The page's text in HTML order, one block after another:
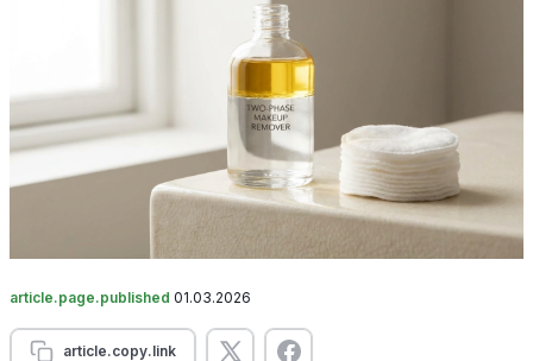
article.page.published 01.03.2026
article.copy.link